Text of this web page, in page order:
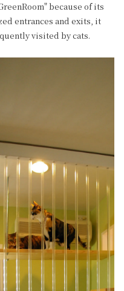
because of its
entrances and exits, it
visited by cats.